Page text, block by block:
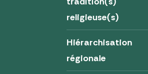
religieuse(s)
Hiérarchisation
régionale